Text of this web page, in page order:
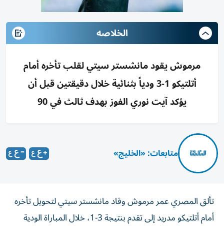
الخلاصه
مرموش يقود مانشستر سيتي لقلب تأخره أمام
أتلتيكو 1-3 ودياً بثنائية خلال دقيقتين قبل أن
يؤكد آيت نوري الفوز بهدف ثالث في 90
متابعات: «الخليج»
تألق المصري عمر مرموش وقاد مانشستر سيتي لتحويل تأخره
أمام أتلتيكو مدريد إلى تقدم بنتيجة 3-1، خلال المباراة الودية